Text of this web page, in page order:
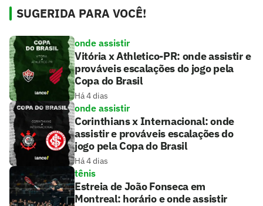
SUGERIDA PARA VOCÊ!
onde assistir
Vitória x Athletico-PR: onde assistir e
prováveis escalações do jogo pela
Copa do Brasil
Há 4 dias
onde assistir
Corinthians x Internacional: onde
assistir e prováveis escalações do
jogo pela Copa do Brasil
Há 4 dias
tênis
Estreia de João Fonseca em
Montreal: horário e onde assistir